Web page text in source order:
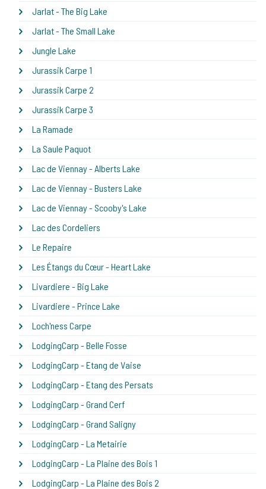
Jarlat - The Big Lake
Jarlat - The Small Lake
Jungle Lake
Jurassik Carpe 1
Jurassik Carpe 2
Jurassik Carpe 3
La Ramade
La Saule Paquot
Lac de Viennay - Alberts Lake
Lac de Viennay - Busters Lake
Lac de Viennay - Scooby's Lake
Lac des Cordeliers
Le Repaire
Les Étangs du Cœur - Heart Lake
Livardiere - Big Lake
Livardiere - Prince Lake
Loch'ness Carpe
LodgingCarp - Belle Fosse
LodgingCarp - Etang de Vaise
LodgingCarp - Etang des Persats
LodgingCarp - Grand Cerf
LodgingCarp - Grand Saligny
LodgingCarp - La Metairie
LodgingCarp - La Plaine des Bois 1
LodgingCarp - La Plaine des Bois 2